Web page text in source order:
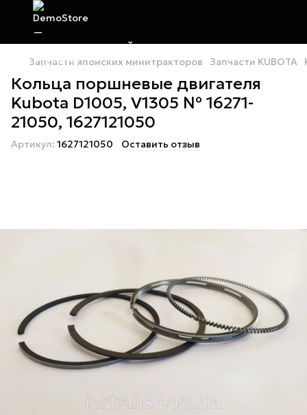
Запчасти японских минитракторов Запчасти KUBOTA
Кольца поршневые двигателя
Kubota D1005, V1305 № 16271-
21050, 1627121050
Артикул: 1627121050 Оставить отзыв